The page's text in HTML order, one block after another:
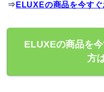
⇒ ELUXEの商品を今す
ELUXEの商品を
方